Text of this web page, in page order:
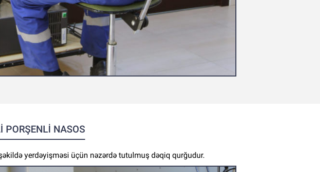
PORŞENLİ NASOS
yerdəyişməsi üçün nəzərdə tutulmuş dəqiq qurğudur.